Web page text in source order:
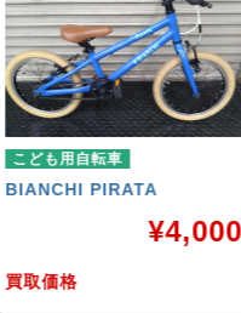
こども用自転車
玉越工業MAHALO
買取価格
¥